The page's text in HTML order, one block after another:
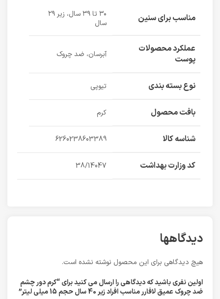
مناسب برای سنین
۳۰ تا ۳۹ سال، زیر ۲۹
سال
عملکرد محصولات
پوست
آبرسان، ضد چروک
نوع بسته بندی تیوپی
بافت محصول کرم
شناسه کالا 6260238603389
کد وزارت بهداشت 38/14047
دیدگاهها
هیچ دیدگاهی برای این محصول نوشته نشده است.
اولین نفری باشید که دیدگاهی را ارسال می کنید برای “کرم دور چشم
ضد چروک عمیق لافارر مناسب افراد زیر 40 سال حجم 15 میلی لیتر”